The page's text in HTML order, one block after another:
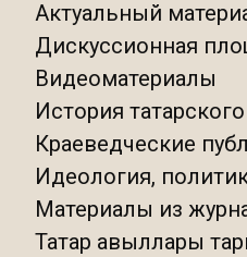
Актуальный
Дискуссионная
Видеоматериалы
История
Краеведческие
Идеология,
Материалы из
Татар авыллары